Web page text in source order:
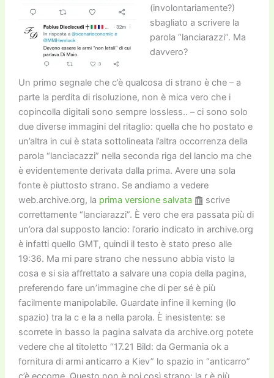
(involontariamente?)
sbagliato a scrivere la
parola “lanciarazzi”. Ma
davvero?
Un primo segnale che c’è qualcosa di strano è che – a
parte la perdita di risoluzione, non è mica vero che i
copincolla digitali sono sempre lossless.. – ci sono solo
due diverse immagini del ritaglio: quella che ho postato e
un’altra in cui è stata sottolineata l’altra occorrenza della
parola “lanciacazzi” nella seconda riga del lancio ma che
è evidentemente derivata dalla prima. Avere una sola
fonte è piuttosto strano. Se andiamo a vedere
web.archive.org, la prima versione salvata
scrive
correttamente “lanciarazzi”. È vero che era passata più di
un’ora dal supposto lancio: l’orario indicato in archive.org
è infatti quello GMT, quindi il testo è stato preso alle
19:36. Ma mi pare strano che nessuno abbia visto la
cosa e si sia affrettato a salvare una copia della pagina,
preferendo fare un’immagine che di per sé è più
facilmente manipolabile. Guardate infine il kerning (lo
spazio) tra la c e la a nella parola. È inesistente: se
scorrete in basso la pagina salvata da archive.org potete
vedere che al titoletto “17.21 Bild: da Germania ok a
fornitura di armi anticarro a Kiev” lo spazio in “anticarro”